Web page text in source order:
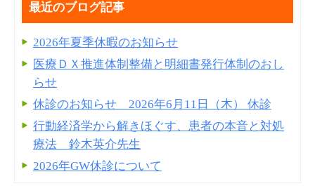
最近のブログ記事
2026年夏季休暇のお知らせ
医療ＤＸ推進体制整備と明細書発⾏体制のおし
らせ
休診のお知らせ 2026年6月11日（木） 休診
行動経済学から解きほぐす、患者の本音と対処
療法 鈴木英介先生
2026年GW休診について